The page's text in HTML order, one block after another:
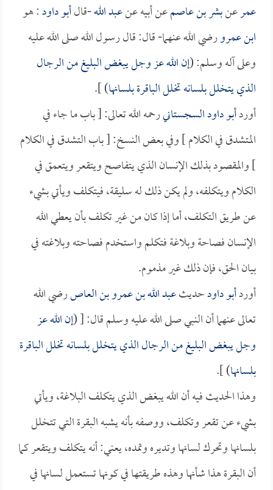
عمرعنبشر بن عاصمعن أبيه عنعبد الله-قالأبو داود: هو
ابن عمرورضي الله عنهما- قال: قال رسول الله صلى الله عليه
وعلى آله وسلم: (إن الله عز وجل يبغض البليغ من الرجال
الذي يتخلل بلسانه تخلل الباقرة بلسانها) ].
أوردأبو داود السجستانيرحمه الله تعالى: [ باب ما جاء في
المتشدق في الكلام ] وفي بعض النسخ: [ باب التشدق في الكلام
] والمقصود بذلك الإنسان الذي يتفاصح ويتقعر ويتعمق في
الكلام ويتكلفه، ولم يكن ذلك له سليقة، فيتكلف ويأتي بشيء
عن طريق التكلف، أما إذا كان من غير تكلف بأن يعطي الله
الإنسان فصاحة وبلاغة فتكلم واستخدم فصاحته وبلاغته في
بيان الحق، فإن ذلك غير مذموم.
أوردأبو داودحديثعبد الله بن عمرو بن العاصرضي الله
تعالى عنهما أن النبي صلى الله عليه وسلم قال: [ (إن الله عز
وجل يبغض البليغ من الرجال الذي يتخلل بلسانه تخلل الباقرة
بلسانها) ].
وهذا الحديث فيه أن الله يبغض الذي يتكلف البلاغة، ويأتي
بشيء عن تقعر وتكلف، ووصفه بأنه يشبه البقرة التي تتخلل
بلسانها وتحرك لسانها وتديره وتمده، يعني: أنه يتكلف ويتقعر كما
أن البقرة هذا شأنها وهذه طريقتها في كونها تستعمل لسانها في